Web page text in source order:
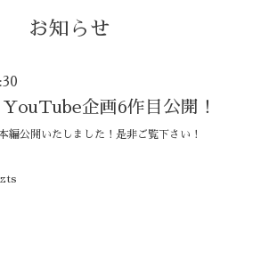
お知らせ
企画6作目公開！
公開いたしました！是非ご覧下さい！